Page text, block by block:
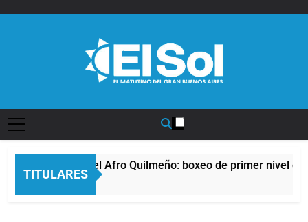
TITULARES
La noche del Afro Quilmeño: boxeo de primer nivel en
11 Horas Atrás